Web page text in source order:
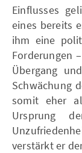
Einflusses
eines bereits
ihm eine
Forderungen
Übergang
Schwächung
somit eher
Ursprung
verstärkt er